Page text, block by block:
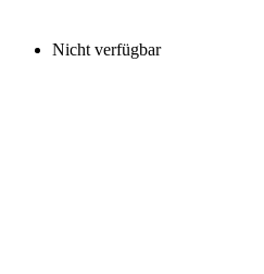
Nicht verfügbar